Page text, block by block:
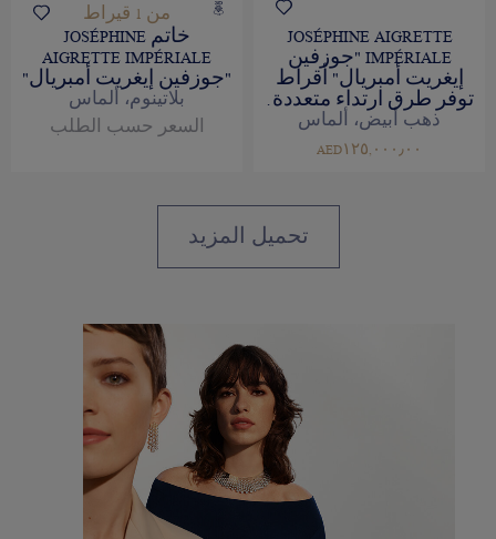
JOSÉPHINE AIGRETTE
IMPÉRIALE "جوزفين
إيغريت أمبريال" أقراط
توفر طرق ارتداء متعددة.
ذهب أبيض، ألماس
AED١٢٥,٠٠٠٫٠٠
من 1 قيراط
خاتم JOSÉPHINE
AIGRETTE IMPÉRIALE
"جوزفين إيغريت أمبريال"
بلاتينوم، ألماس
السعر حسب الطلب
تحميل المزيد